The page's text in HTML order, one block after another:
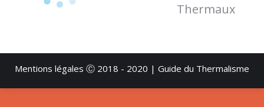
Thermaux
Mentions légales Ⓒ 2018 - 2020 | Guide du Thermalisme